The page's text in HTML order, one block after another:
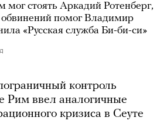
мог стоять Аркадий Ротенберг,
помог Владимир
«Русская служба Би-би-си»
контроль
Рим ввел аналогичные
кризиса в Сеуте